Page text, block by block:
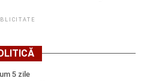
Cugir – FC Inter Sibiu 1-0
5 zile